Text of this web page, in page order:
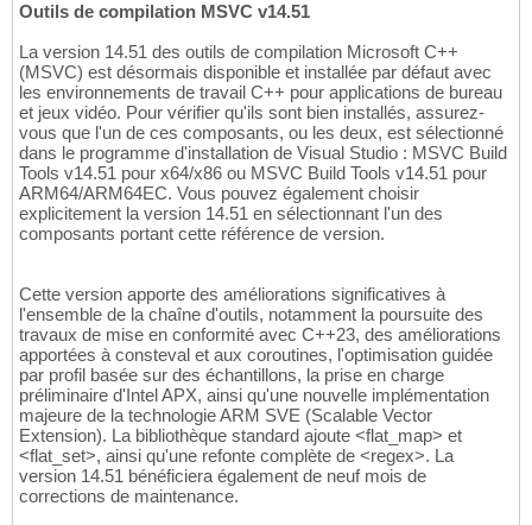
Outils de compilation MSVC v14.51
La version 14.51 des outils de compilation Microsoft C++
(MSVC) est désormais disponible et installée par défaut avec
les environnements de travail C++ pour applications de bureau
et jeux vidéo. Pour vérifier qu'ils sont bien installés, assurez-
vous que l'un de ces composants, ou les deux, est sélectionné
dans le programme d'installation de Visual Studio : MSVC Build
Tools v14.51 pour x64/x86 ou MSVC Build Tools v14.51 pour
ARM64/ARM64EC. Vous pouvez également choisir
explicitement la version 14.51 en sélectionnant l'un des
composants portant cette référence de version.
Cette version apporte des améliorations significatives à
l'ensemble de la chaîne d'outils, notamment la poursuite des
travaux de mise en conformité avec C++23, des améliorations
apportées à consteval et aux coroutines, l'optimisation guidée
par profil basée sur des échantillons, la prise en charge
préliminaire d'Intel APX, ainsi qu'une nouvelle implémentation
majeure de la technologie ARM SVE (Scalable Vector
Extension). La bibliothèque standard ajoute <flat_map> et
<flat_set>, ainsi qu'une refonte complète de <regex>. La
version 14.51 bénéficiera également de neuf mois de
corrections de maintenance.